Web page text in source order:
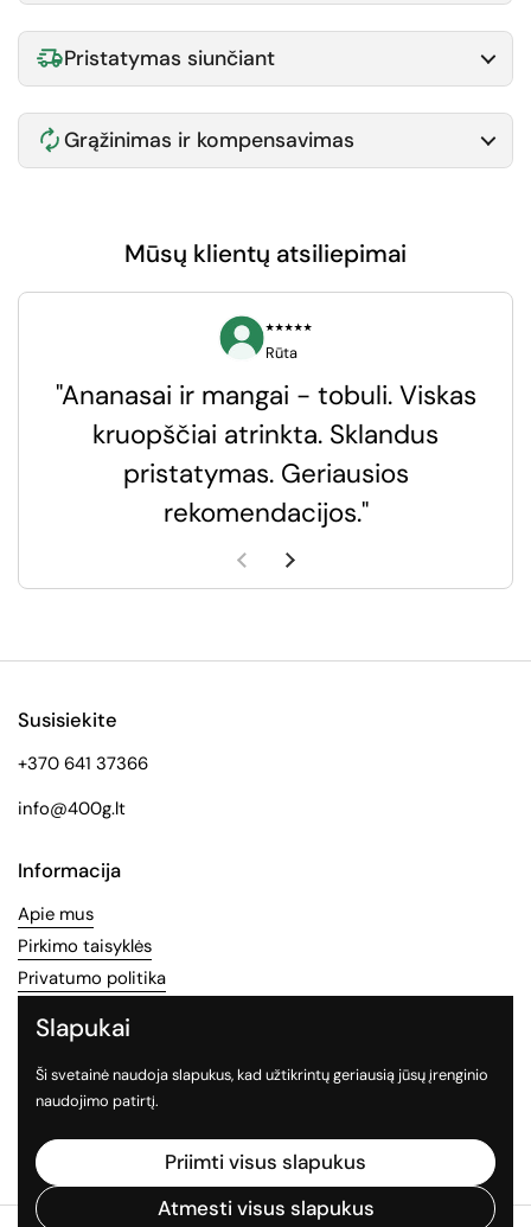
Pristatymas siunčiant
Grąžinimas ir kompensavimas
Mūsų klientų atsiliepimai
⭑⭑⭑⭑⭑
Rūta
"Ananasai ir mangai - tobuli. Viskas
kruopščiai atrinkta. Sklandus
pristatymas. Geriausios
rekomendacijos."
Ankstesnė skaidrė
Kita skaidrė
Susisiekite
+370 641 37366
info@400g.lt
Informacija
Apie mus
Pirkimo taisyklės
Privatumo politika
Socialinės medijos
Sekite mus socialiniuose tinkluose
Facebook
Slapukai
Ši svetainė naudoja slapukus, kad užtikrintų geriausią jūsų įrenginio
naudojimo patirtį.
Priimti visus slapukus
Atmesti visus slapukus